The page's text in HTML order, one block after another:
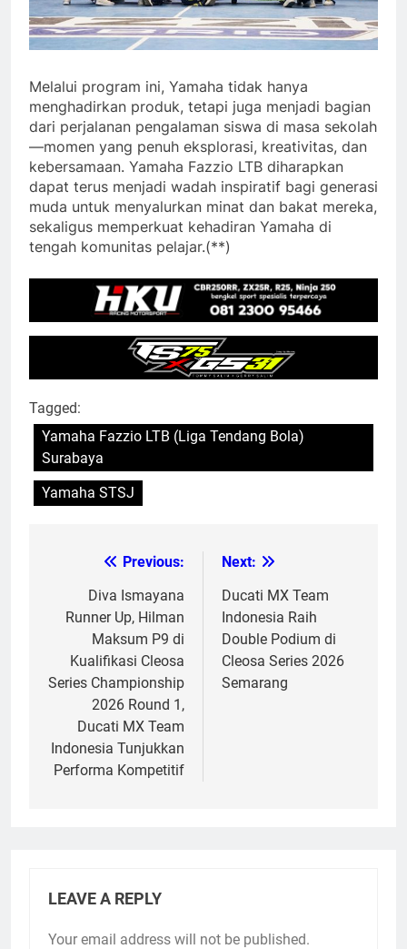
Melalui program ini, Yamaha tidak hanya
menghadirkan produk, tetapi juga menjadi bagian
dari perjalanan pengalaman siswa di masa sekolah
—momen yang penuh eksplorasi, kreativitas, dan
kebersamaan. Yamaha Fazzio LTB diharapkan
dapat terus menjadi wadah inspiratif bagi generasi
muda untuk menyalurkan minat dan bakat mereka,
sekaligus memperkuat kehadiran Yamaha di
tengah komunitas pelajar.(**)
Tagged:
Yamaha Fazzio LTB (Liga Tendang Bola)
Surabaya
Yamaha STSJ
navigation
Previous:
Diva Ismayana
Runner Up, Hilman
Maksum P9 di
Kualifikasi Cleosa
Series Championship
2026 Round 1,
Ducati MX Team
Indonesia Tunjukkan
Performa Kompetitif
Next:
Ducati MX Team
Indonesia Raih
Double Podium di
Cleosa Series 2026
Semarang
LEAVE A REPLY
Your email address will not be published.